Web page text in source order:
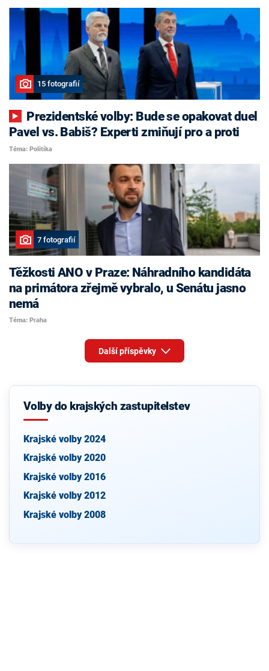
15 fotografií
Pavel vs. Babiš? Experti zmiňují pro a proti
Téma: Politika
7 fotografií
Těžkosti ANO v Praze: Náhradního kandidáta
na primátora zřejmě vybralo, u Senátu jasno
nemá
Téma: Praha
Další příspěvky
Volby do krajských zastupitelstev
Krajské volby 2024
Krajské volby 2020
Krajské volby 2016
Krajské volby 2012
Krajské volby 2008